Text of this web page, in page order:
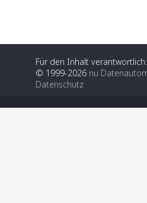
Für den Inhalt
© 1999-2026 nu
Datenschutz